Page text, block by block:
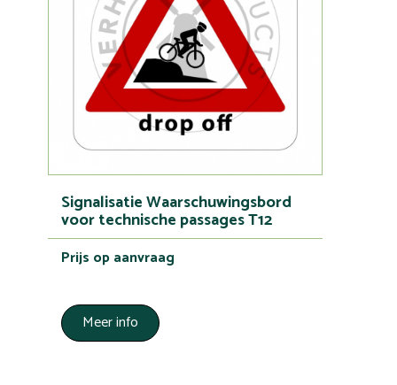
Signalisatie Waarschuwingsbord
voor technische passages T12
Prijs op aanvraag
Meer info